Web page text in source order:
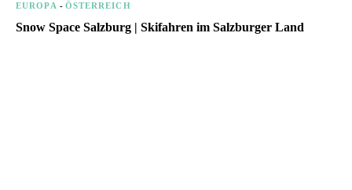
EUROPA - ÖSTERREICH
Snow Space Salzburg | Skifahren im Salzburger Land